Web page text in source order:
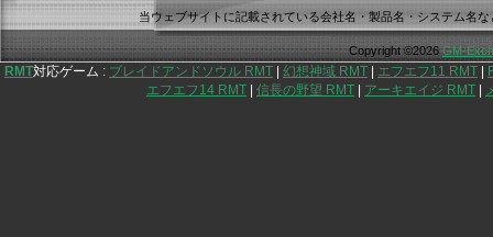
当ウェブサイトに記載されている会社名・製品名・システム名
Copyright ©2026GM-
RMT対応ゲーム : ブレイドアンドソウル RMT 幻想神域 RMT エフエフ11 RMT
エフエフ14 RMT
信長の野望 RMT アーキエイジ RMT